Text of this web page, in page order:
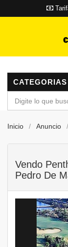
CATEGORIAS
Inicio Anuncio
Vendo
Pedro De